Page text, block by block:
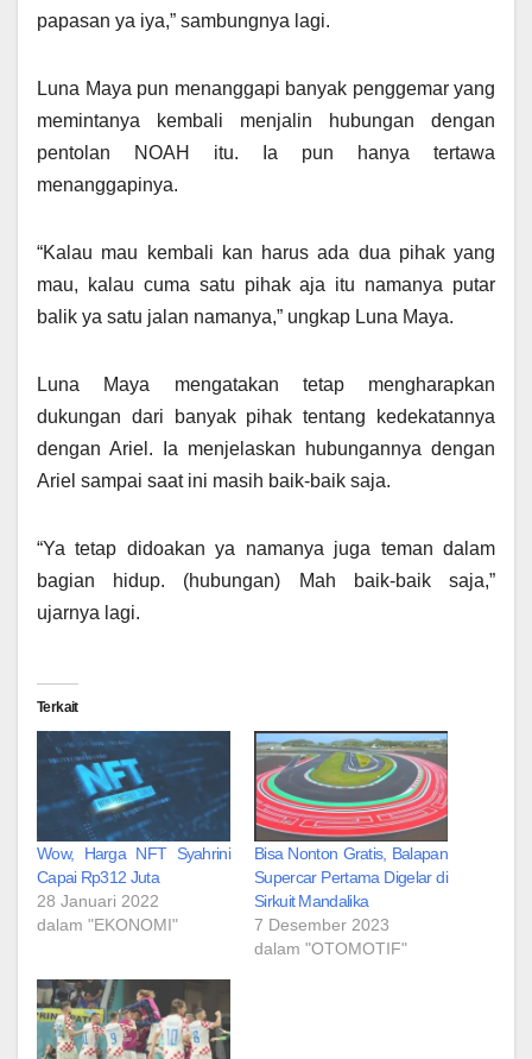
papasan ya iya,” sambungnya lagi.
Luna Maya pun menanggapi banyak penggemar yang
memintanya kembali menjalin hubungan dengan
pentolan NOAH itu. Ia pun hanya tertawa
menanggapinya.
“Kalau mau kembali kan harus ada dua pihak yang
mau, kalau cuma satu pihak aja itu namanya putar
balik ya satu jalan namanya,” ungkap Luna Maya.
Luna Maya mengatakan tetap mengharapkan
dukungan dari banyak pihak tentang kedekatannya
dengan Ariel. Ia menjelaskan hubungannya dengan
Ariel sampai saat ini masih baik-baik saja.
“Ya tetap didoakan ya namanya juga teman dalam
bagian hidup. (hubungan) Mah baik-baik saja,”
ujarnya lagi.
Terkait
Wow, Harga NFT Syahrini
Capai Rp312 Juta
28 Januari 2022
dalam "EKONOMI"
Bisa Nonton Gratis, Balapan
Supercar Pertama Digelar di
Sirkuit Mandalika
7 Desember 2023
dalam "OTOMOTIF"